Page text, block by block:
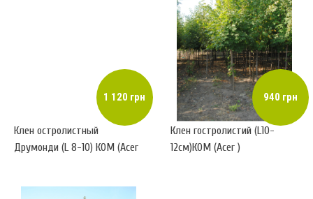
1 120 грн
Клен остролистный
Друмонди (L 8-10) КОМ (Acer
940 грн
Клен гостролистий (L10-
12см)КОМ (Acer )